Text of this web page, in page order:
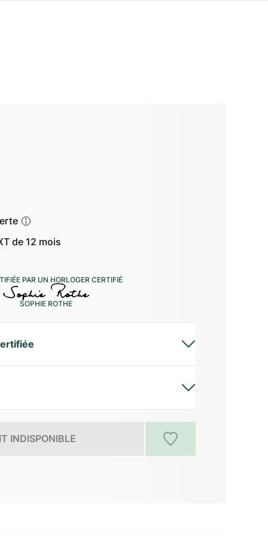
de 12 mois
PAR UN HORLOGER CERTIFIÉ
SOPHIE ROTHE
INDISPONIBLE